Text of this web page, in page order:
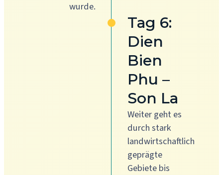
wurde.
Tag 6:
Dien
Bien
Phu –
Son La
Weiter geht es
durch stark
landwirtschaftlich
geprägte
Gebiete bis